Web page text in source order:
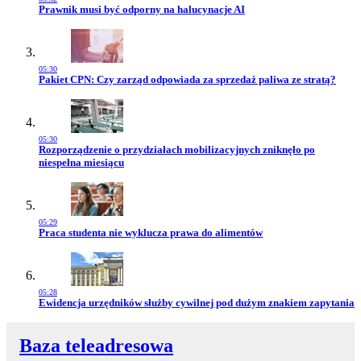
Przejdź do artykułu:
Prawnik musi być odporny na halucynacje AI
05:30
Przejdź do artykułu:
Pakiet CPN: Czy zarząd odpowiada za sprzedaż paliwa ze stratą?
05:30
Przejdź do artykułu:
Rozporządzenie o przydziałach mobilizacyjnych zniknęło po
niespełna miesiącu
05:29
Przejdź do artykułu:
Praca studenta nie wyklucza prawa do alimentów
05:28
Przejdź do artykułu:
Ewidencja urzędników służby cywilnej pod dużym znakiem zapytania
Baza teleadresowa